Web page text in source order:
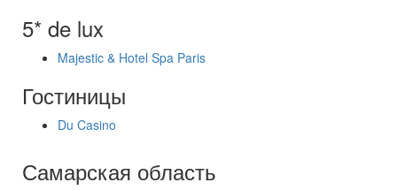
5* de lux
Majestic & Hotel Spa Paris
Гостиницы
Du Casino
Самарская область